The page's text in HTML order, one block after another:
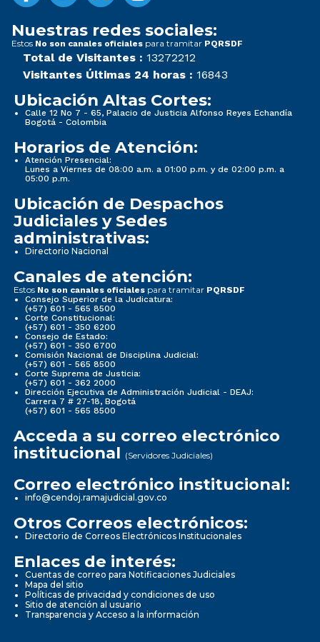
Nuestras redes sociales:
Estos No son canales oficiales para tramitar PQRSDF
Total de Visitantes : 13272212
Visitantes Últimas 24 horas : 16843
Ubicación Altas Cortes:
Calle 12 No 7 - 65, Palacio de Justicia Alfonso Reyes Echandía
Bogotá - Colombia
Horarios de Atención:
Atención Presencial:
Lunes a Viernes de 08:00 a.m. a 01:00 p.m. y de 02:00 p.m. a
05:00 p.m.
Ubicación de Despachos
Judiciales y Sedes
administrativas:
Directorio Nacional
Canales de atención:
Estos No son canales oficiales para tramitar PQRSDF
Consejo Superior de la Judicatura:
(+57) 601 - 565 8500
Corte Constitucional:
(+57) 601 - 350 6200
Consejo de Estado:
(+57) 601 - 350 6700
Comisión Nacional de Disciplina Judicial:
(+57) 601 - 565 8500
Corte Suprema de Justicia:
(+57) 601 - 362 2000
Dirección Ejecutiva de Administración Judicial - DEAJ:
Carrera 7 # 27-18, Bogotá
(+57) 601 - 565 8500
Acceda a su correo electrónico
institucional (Servidores Judiciales)
Correo electrónico institucional:
info@cendoj.ramajudicial.gov.co
Otros Correos electrónicos:
Directorio de Correos Electrónicos Institucionales
Enlaces de interés:
Cuentas de correo para Notificaciones Judiciales
Mapa del sitio
Políticas de privacidad y condiciones de uso
Sitio de atención al usuario
Transparencia y Acceso a la información